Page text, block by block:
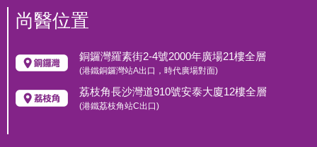
尚醫位置
銅鑼灣羅素街2-4號2000年廣場21樓全層
(港鐵銅鑼灣站A出口，時代廣場對面)
荔枝角長沙灣道910號安泰大廈12樓全層
(港鐵荔枝角站C出口)